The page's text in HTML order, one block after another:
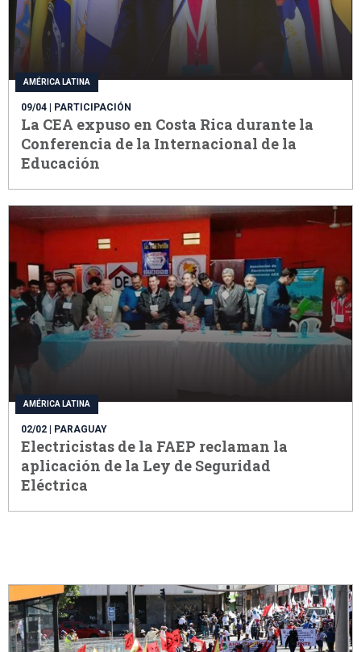
AMÉRICA LATINA
09/04 | PARTICIPACIÓN
La CEA expuso en Costa Rica durante la
Conferencia de la Internacional de la
Educación
AMÉRICA LATINA
02/02 | PARAGUAY
Electricistas de la FAEP reclaman la
aplicación de la Ley de Seguridad
Eléctrica